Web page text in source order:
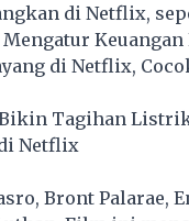
di Netflix,
di Netflix,
Tagihan
Netflix
Bront Palarae,